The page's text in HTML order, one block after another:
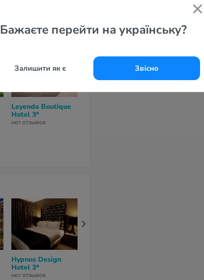
Бажаєте перейти на українську?
Залишити як є Звісно
Leyenda Boutique
Hotel 3*
нет отзывов
Hypnos Design
Hotel 3*
нет отзывов